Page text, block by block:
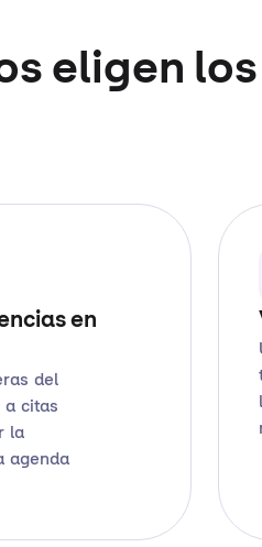
eligen
en
del
a citas
la
agenda